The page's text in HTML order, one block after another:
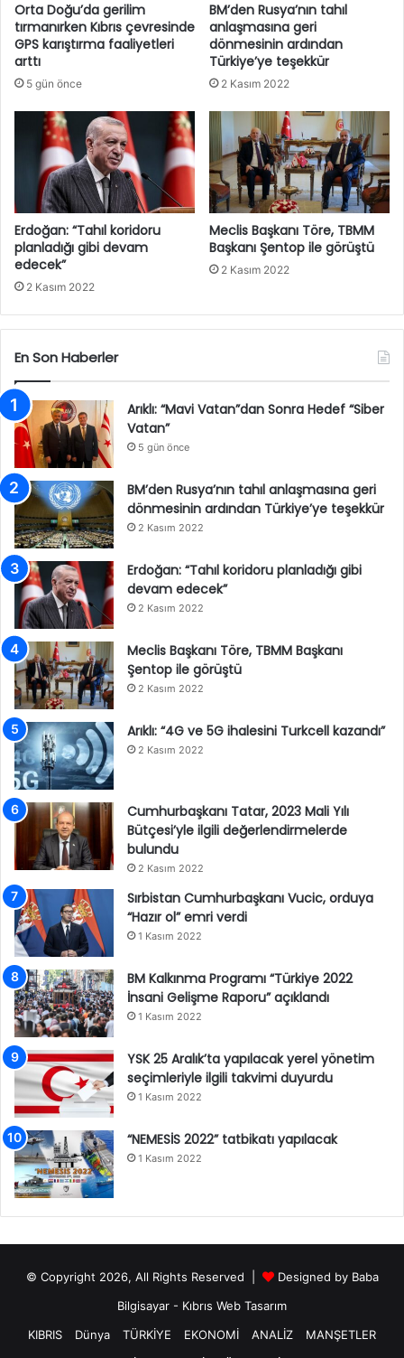
Orta Doğu’da gerilim
tırmanırken Kıbrıs çevresinde
GPS karıştırma faaliyetleri
arttı
5 gün önce
BM’den Rusya’nın tahıl
anlaşmasına geri
dönmesinin ardından
Türkiye’ye teşekkür
2 Kasım 2022
Erdoğan: “Tahıl koridoru
planladığı gibi devam
edecek”
2 Kasım 2022
Meclis Başkanı Töre, TBMM
Başkanı Şentop ile görüştü
2 Kasım 2022
En Son Haberler
Arıklı: “Mavi Vatan”dan Sonra Hedef “Siber
Vatan”
5 gün önce
BM’den Rusya’nın tahıl anlaşmasına geri
dönmesinin ardından Türkiye’ye teşekkür
2 Kasım 2022
Erdoğan: “Tahıl koridoru planladığı gibi
devam edecek”
2 Kasım 2022
Meclis Başkanı Töre, TBMM Başkanı
Şentop ile görüştü
2 Kasım 2022
Arıklı: “4G ve 5G ihalesini Turkcell kazandı”
2 Kasım 2022
Cumhurbaşkanı Tatar, 2023 Mali Yılı
Bütçesi’yle ilgili değerlendirmelerde
bulundu
2 Kasım 2022
Sırbistan Cumhurbaşkanı Vucic, orduya
“Hazır ol” emri verdi
1 Kasım 2022
BM Kalkınma Programı “Türkiye 2022
İnsani Gelişme Raporu” açıklandı
1 Kasım 2022
YSK 25 Aralık’ta yapılacak yerel yönetim
seçimleriyle ilgili takvimi duyurdu
1 Kasım 2022
“NEMESİS 2022” tatbikatı yapılacak
1 Kasım 2022
© Copyright 2026, All Rights Reserved | Designed by Baba
Bilgisayar - Kıbrıs Web Tasarım
KIBRIS
Dünya TÜRKİYE EKONOMİ ANALİZ
MANŞETLER